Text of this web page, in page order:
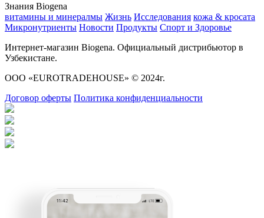
Знания Biogena
витамины и минералмы Жизнь Исследования кожа & кросата
Микронутриенты Новости Продукты Спорт и Здоровье
Интернет-магазин Biogena. Официальный дистрибьютор в
Узбекистане.
ООО «EUROTRADEHOUSE» © 2024г.
Договор оферты Политика конфиденциальности